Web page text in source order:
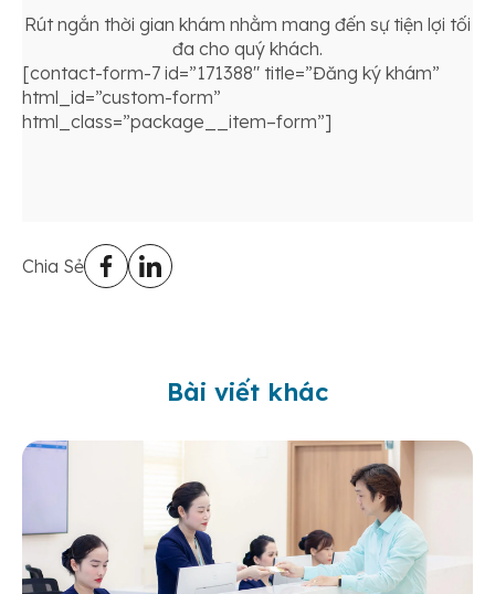
Rút ngắn thời gian khám nhằm mang đến sự tiện lợi tối
đa cho quý khách.
[contact-form-7 id=”171388″ title=”Đăng ký khám”
html_id=”custom-form”
html_class=”package__item–form”]
Chia Sẻ
Bài viết khác